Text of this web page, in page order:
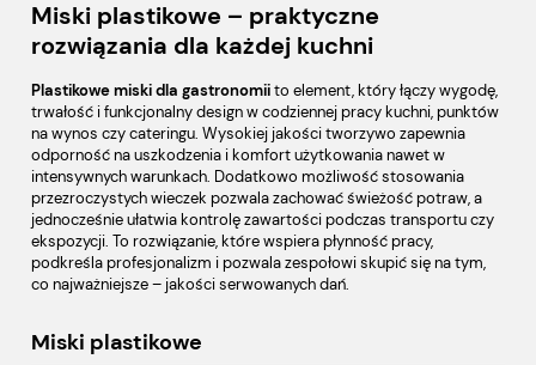
Miski plastikowe – praktyczne
rozwiązania dla każdej kuchni
Plastikowe miski dla gastronomiito element, który łączy wygodę,
trwałość i funkcjonalny design w codziennej pracy kuchni, punktów
na wynos czy cateringu. Wysokiej jakości tworzywo zapewnia
odporność na uszkodzenia i komfort użytkowania nawet w
intensywnych warunkach. Dodatkowo możliwość stosowania
przezroczystych wieczek pozwala zachować świeżość potraw, a
jednocześnie ułatwia kontrolę zawartości podczas transportu czy
ekspozycji. To rozwiązanie, które wspiera płynność pracy,
podkreśla profesjonalizm i pozwala zespołowi skupić się na tym,
co najważniejsze – jakości serwowanych dań.
Miski plastikowe